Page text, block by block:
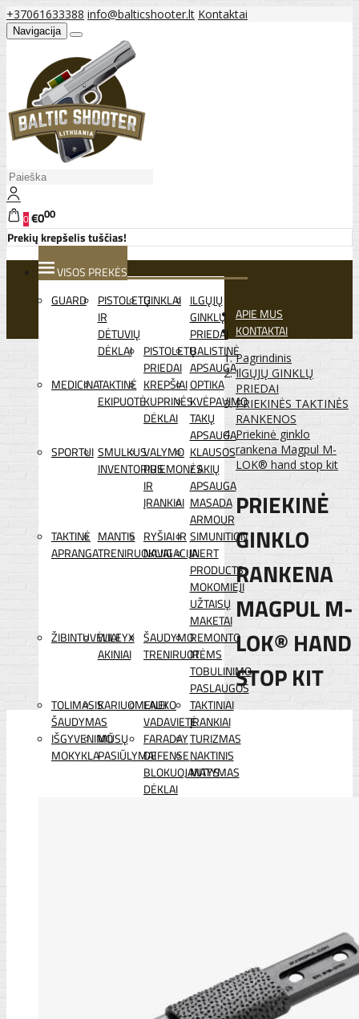
+37061633388 info@balticshooter.lt Kontaktai
Navigacija
0€000
Prekių krepšelis tuščias!
VISOS PREKĖS
GUARD
PISTOLETŲ
IR
DĖTUVIŲ
DĖKLAI
GINKLAI ILGŲJŲ
GINKLŲ
PRIEDAI
PISTOLETŲ
PRIEDAI
BALISTINĖ
APSAUGA
MEDICINATAKTINĖ
EKIPUOTĖ
KREPŠIAI
KUPRINĖS
DĖKLAI
OPTIKA
KVĖPAVIMO
TAKŲ
APSAUGA
SPORTUI SMULKUS
INVENTORIUS
VALYMO
PRIEMONĖS
IR
ĮRANKIAI
KLAUSOS
/ AKIŲ
APSAUGA
MASADA
ARMOUR
TAKTINĖ
APRANGA
MANTIS
TRENIRUOKLIAI
RYŠIAI IR
NAVIGACIJA
SIMUNITION
INERT
PRODUCTS
MOKOMIEJI
UŽTAISŲ
MAKETAI
ŽIBINTUVĖLIAI
WILEYX
AKINIAI
ŠAUDYMO
TRENIRUOTĖMS
REMONTO
IR
TOBULINIMO
PASLAUGOS
TOLIMASIS
ŠAUDYMAS
KARIUOMENEI
LAUKO
VADAVIETĖ
TAKTINIAI
ĮRANKIAI
IŠGYVENIMO
MOKYKLA
MŪSŲ
PASIŪLYMAI
FARADAY
DEFENSE
BLOKUOJANTYS
DĖKLAI
TURIZMAS
NAKTINIS
MATYMAS
APIE MUS
KONTAKTAI
Pagrindinis
IlGŲJŲ GINKLŲ
PRIEDAI
PRIEKINĖS TAKTINĖS
RANKENOS
Priekinė ginklo
rankena Magpul M-
LOK® hand stop kit
PRIEKINĖ
GINKLO
RANKENA
MAGPUL M-
LOK® HAND
STOP KIT